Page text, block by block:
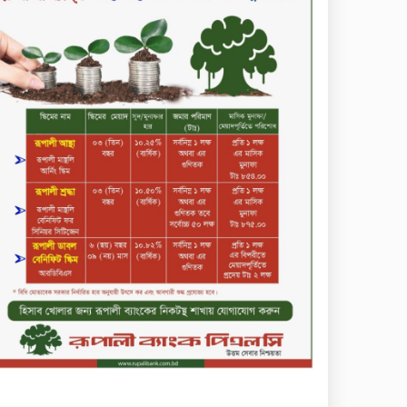
কমিউনিটি ব্যাংক বাংলাদেশ
শিক্ষার্থীদের জন্য দারাজে
এক্সক্লুসিভ ডিসকাউন্ট নিয়ে আসছে
রিয়েলমি সি১০০এক্স
পরিবারের কাছে কিশোরের
কান্নাজড়িত কণ্ঠ শোনিয়ে ১২ লাখ
টাকা মুক্তিপণ দাবি, টাকা না পেয়ে
শ্বাসরোধে হত্যা—আলোচিত
রাফিজ হত্যা মামলার অন্যতম
গাজীপুর থেকে গ্রেফতার
নড়াইলে বিএনপির ৬ নেতার
বহিষ্কারাদেশ প্রত্যাহার